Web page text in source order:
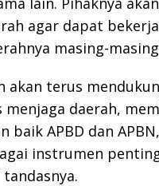
agar dapat
masing-
akan terus
menjaga daerah,
baik APBD dan
instrumen